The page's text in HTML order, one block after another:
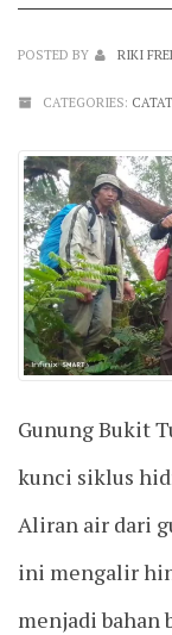
POSTED BY RIKI
CATEGORIES:
Gunung Bukit
kunci siklus
Aliran air dari
ini mengalir
menjadi bahan